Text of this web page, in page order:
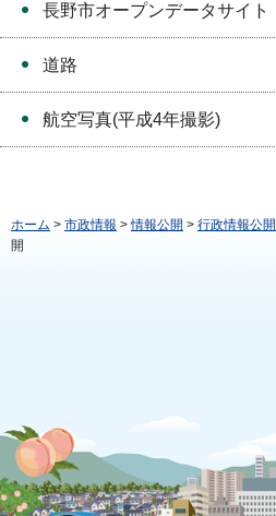
長野市オープンデータサイト
道路
航空写真(平成4年撮影)
ホーム > 市政情報 >情報公開 > 行政情報公開
開